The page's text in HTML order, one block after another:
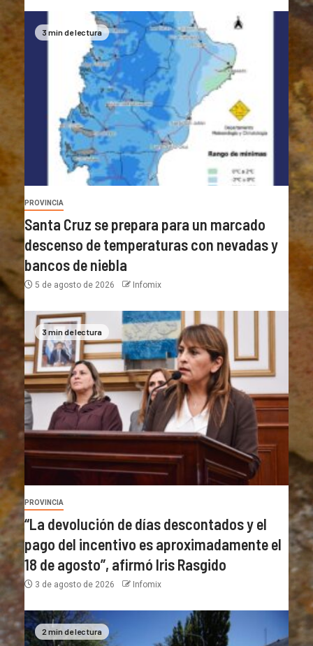
3 min de lectura
PROVINCIA
Santa Cruz se prepara para un marcado
descenso de temperaturas con nevadas y
bancos de niebla
5 de agosto de 2026 Infomix
3 min de lectura
PROVINCIA
“La devolución de días descontados y el
pago del incentivo es aproximadamente el
18 de agosto”, afirmó Iris Rasgido
3 de agosto de 2026 Infomix
2 min de lectura